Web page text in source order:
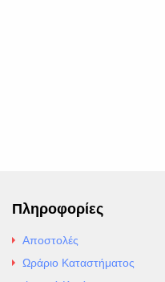
Πληροφορίες
Αποστολές
Ωράριο Καταστήματος